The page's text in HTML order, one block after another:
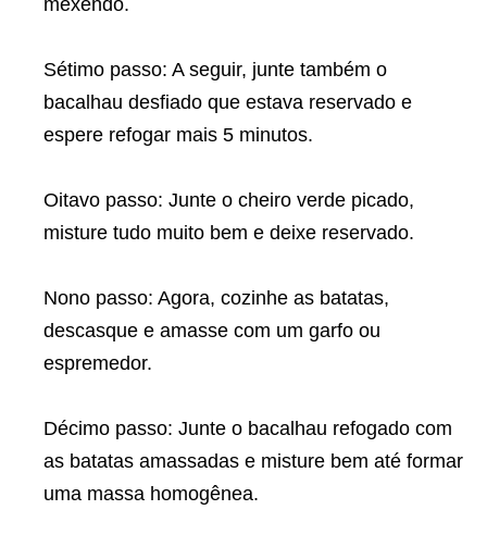
mexendo.
Sétimo passo: A seguir, junte também o
bacalhau desfiado que estava reservado e
espere refogar mais 5 minutos.
Oitavo passo: Junte o cheiro verde picado,
misture tudo muito bem e deixe reservado.
Nono passo: Agora, cozinhe as batatas,
descasque e amasse com um garfo ou
espremedor.
Décimo passo: Junte o bacalhau refogado com
as batatas amassadas e misture bem até formar
uma massa homogênea.